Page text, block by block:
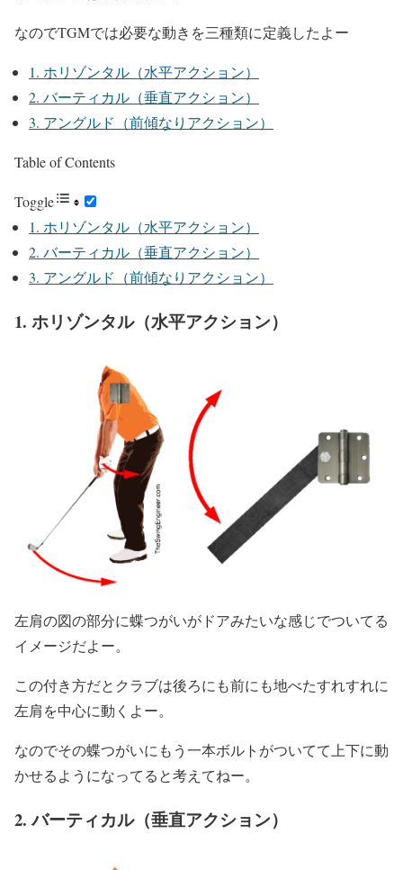
なのでTGMでは必要な動きを三種類に定義したよー
1. ホリゾンタル（水平アクション）
2. バーティカル（垂直アクション）
3. アングルド（前傾なりアクション）
Table of Contents
Toggle
1. ホリゾンタル（水平アクション）
2. バーティカル（垂直アクション）
3. アングルド（前傾なりアクション）
1. ホリゾンタル（水平アクション）
左肩の図の部分に蝶つがいがドアみたいな感じでついてる
イメージだよー。
この付き方だとクラブは後ろにも前にも地べたすれすれに
左肩を中心に動くよー。
なのでその蝶つがいにもう一本ボルトがついてて上下に動
かせるようになってると考えてねー。
2. バーティカル（垂直アクション）